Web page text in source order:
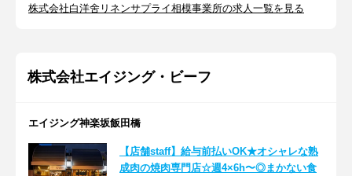
株式会社白洋舍リネンサプライ相模事業所の求人一覧を見る
株式会社エイジング・ビーフ
エイジング神楽坂飯田橋
【店舗staff】給与前払いOK★オシャレな熟
成肉の焼肉専門店☆週4×6h〜◎まかない食